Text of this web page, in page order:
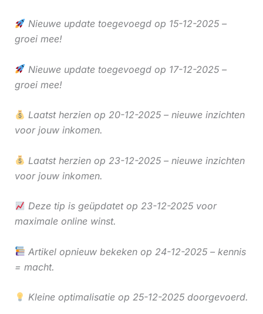
Nieuwe update toegevoegd op 15-12-2025 –
groei mee!
Nieuwe update toegevoegd op 17-12-2025 –
groei mee!
Laatst herzien op 20-12-2025 – nieuwe inzichten
voor jouw inkomen.
Laatst herzien op 23-12-2025 – nieuwe inzichten
voor jouw inkomen.
Deze tip is geüpdatet op 23-12-2025 voor
maximale online winst.
Artikel opnieuw bekeken op 24-12-2025 – kennis
= macht.
Kleine optimalisatie op 25-12-2025 doorgevoerd.